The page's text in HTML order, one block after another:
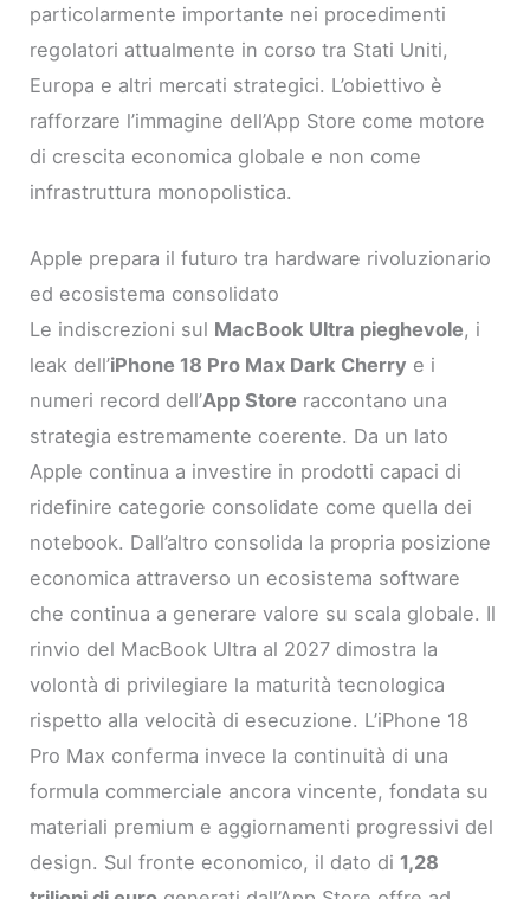
particolarmente importante nei procedimenti
regolatori attualmente in corso tra Stati Uniti,
Europa e altri mercati strategici. L’obiettivo è
rafforzare l’immagine dell’App Store come motore
di crescita economica globale e non come
infrastruttura monopolistica.
Apple prepara il futuro tra hardware rivoluzionario
ed ecosistema consolidato
Le indiscrezioni sul MacBook Ultra pieghevole, i
leak dell’iPhone 18 Pro Max Dark Cherry e i
numeri record dell’App Store raccontano una
strategia estremamente coerente. Da un lato
Apple continua a investire in prodotti capaci di
ridefinire categorie consolidate come quella dei
notebook. Dall’altro consolida la propria posizione
economica attraverso un ecosistema software
che continua a generare valore su scala globale. Il
rinvio del MacBook Ultra al 2027 dimostra la
volontà di privilegiare la maturità tecnologica
rispetto alla velocità di esecuzione. L’iPhone 18
Pro Max conferma invece la continuità di una
formula commerciale ancora vincente, fondata su
materiali premium e aggiornamenti progressivi del
design. Sul fronte economico, il dato di 1,28